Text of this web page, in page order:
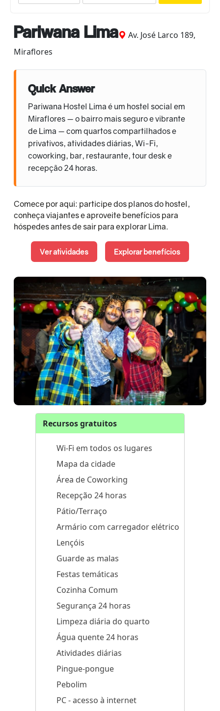
Pariwana Lima
Av. José Larco 189,
Miraflores
Quick Answer
Pariwana Hostel Lima é um hostel social em
Miraflores — o bairro mais seguro e vibrante
de Lima — com quartos compartilhados e
privativos, atividades diárias, Wi-Fi,
coworking, bar, restaurante, tour desk e
recepção 24 horas.
Comece por aqui: participe dos planos do hostel,
conheça viajantes e aproveite benefícios para
hóspedes antes de sair para explorar Lima.
Ver atividades Explorar benefícios
Recursos gratuitos
Wi-Fi em todos os lugares
Mapa da cidade
Área de Coworking
Recepção 24 horas
Pátio/Terraço
Armário com carregador elétrico
Lençóis
Guarde as malas
Festas temáticas
Cozinha Comum
Segurança 24 horas
Limpeza diária do quarto
Água quente 24 horas
Atividades diárias
Pingue-pongue
Pebolim
PC - acesso à internet